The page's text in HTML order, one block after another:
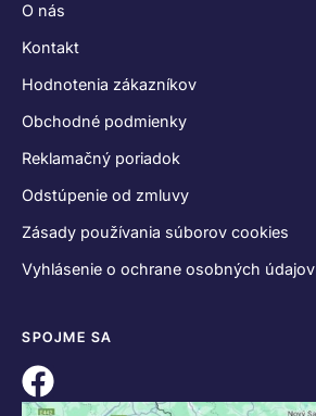
O nás
Kontakt
Hodnotenia zákazníkov
Obchodné podmienky
Reklamačný poriadok
Odstúpenie od zmluvy
Zásady používania súborov cookies
Vyhlásenie o ochrane osobných údajov
SPOJME SA